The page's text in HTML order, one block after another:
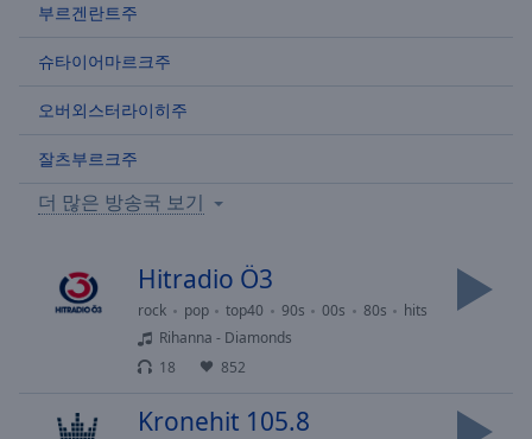
Stream
LIVE
currently
LIVE
Remaining
Time-
Playback
Chapters
부르겐란트주
슈타이어마르크주
오버외스터라이히주
잘츠부르크주
더 많은 방송국 보기
Hitradio Ö3
rock pop top40 90s 00s 80s
hits
Rihanna - Diamonds
18
852
Kronehit 105.8